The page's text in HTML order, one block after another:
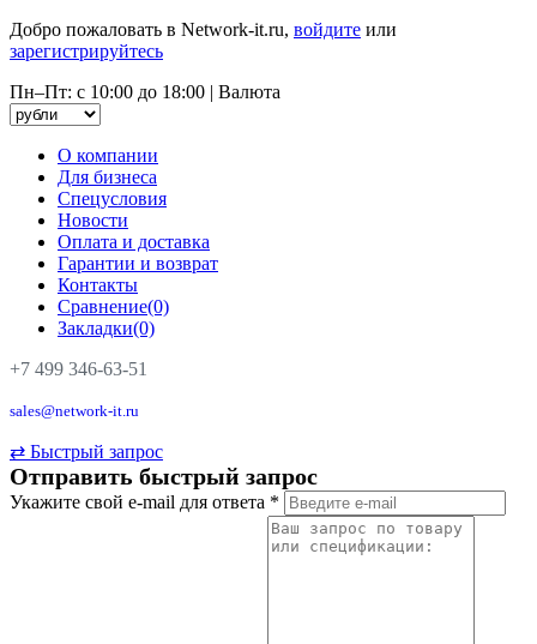
Добро пожаловать в Network-it.ru, войдите или
зарегистрируйтесь
Пн–Пт: с 10:00 до 18:00 | Валюта
О компании
Для бизнеса
Спецусловия
Новости
Оплата и доставка
Гарантии и возврат
Контакты
Сравнение(0)
Закладки(0)
+7 499 346-63-51
sales@network-it.ru
⇄ Быстрый запрос
Отправить быстрый запрос
Укажите свой e-mail для ответа *